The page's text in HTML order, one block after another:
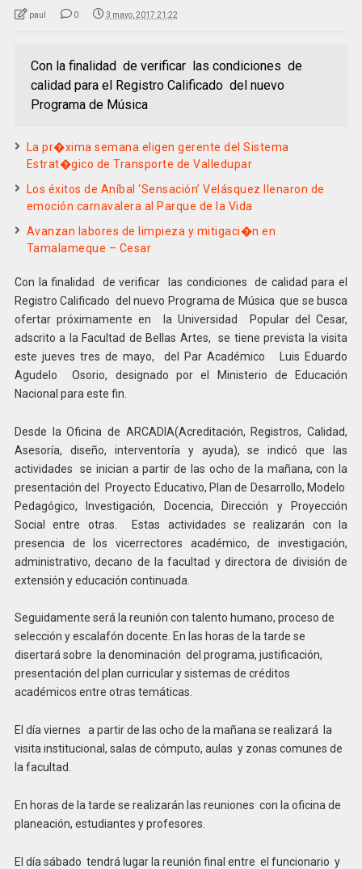
paul 0 3 mayo, 2017 21:22
Con la finalidad de verificar las condiciones de
calidad para el Registro Calificado del nuevo
Programa de Música
La pr�xima semana eligen gerente del Sistema
Estrat�gico de Transporte de Valledupar
Los éxitos de Aníbal ‘Sensación’ Velásquez llenaron de
emoción carnavalera al Parque de la Vida
Avanzan labores de limpieza y mitigaci�n en
Tamalameque – Cesar
Con la finalidad de verificar las condiciones de calidad para el
Registro Calificado del nuevo Programa de Música que se busca
ofertar próximamente en la Universidad Popular del Cesar,
adscrito a la Facultad de Bellas Artes, se tiene prevista la visita
este jueves tres de mayo, del Par Académico Luis Eduardo
Agudelo Osorio, designado por el Ministerio de Educación
Nacional para este fin.
Desde la Oficina de ARCADIA(Acreditación, Registros, Calidad,
Asesoría, diseño, interventoría y ayuda), se indicó que las
actividades se inician a partir de las ocho de la mañana, con la
presentación del Proyecto Educativo, Plan de Desarrollo, Modelo
Pedagógico, Investigación, Docencia, Dirección y Proyección
Social entre otras. Estas actividades se realizarán con la
presencia de los vicerrectores académico, de investigación,
administrativo, decano de la facultad y directora de división de
extensión y educación continuada.
Seguidamente será la reunión con talento humano, proceso de
selección y escalafón docente. En las horas de la tarde se
disertará sobre la denominación del programa, justificación,
presentación del plan curricular y sistemas de créditos
académicos entre otras temáticas.
El día viernes a partir de las ocho de la mañana se realizará la
visita institucional, salas de cómputo, aulas y zonas comunes de
la facultad.
En horas de la tarde se realizarán las reuniones con la oficina de
planeación, estudiantes y profesores.
El día sábado tendrá lugar la reunión final entre el funcionario y